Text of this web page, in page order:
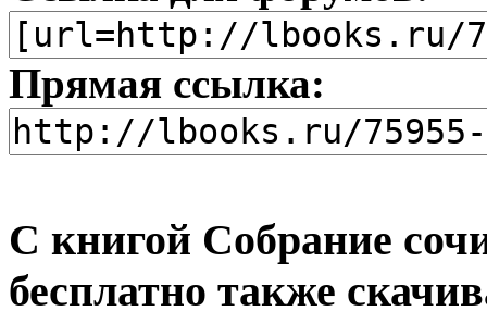
Прямая ссылка:
С книгой Собрание
бесплатно также